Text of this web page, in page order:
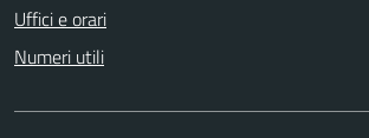
Uffici e orari
Numeri utili